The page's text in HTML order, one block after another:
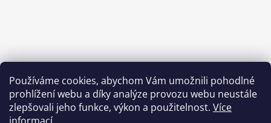
Používáme cookies, abychom Vám umožnili pohodlné
prohlížení webu a díky analýze provozu webu neustále
zlepšovali jeho funkce, výkon a použitelnost. Více